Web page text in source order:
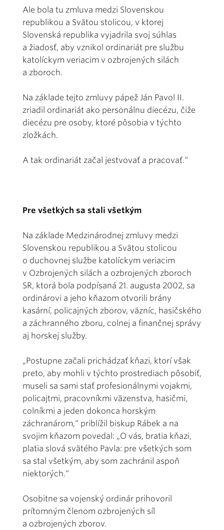
Ale bola tu zmluva medzi Slovenskou
republikou a Svätou stolicou, v ktorej
Slovenská republika vyjadrila svoj súhlas
a žiadosť, aby vznikol ordinariát pre službu
katolíckym veriacim v ozbrojených silách
a zboroch.
Na základe tejto zmluvy pápež Ján Pavol II.
zriadil ordinariát ako personálnu diecézu, čiže
diecézu pre osoby, ktoré pôsobia v týchto
zložkách.
A tak ordinariát začal jestvovať a pracovať.“
Pre všetkých sa stali všetkým
Na základe Medzinárodnej zmluvy medzi
Slovenskou republikou a Svätou stolicou
o duchovnej službe katolíckym veriacim
v Ozbrojených silách a ozbrojených zboroch
SR, ktorá bola podpísaná 21. augusta 2002, sa
ordinárovi a jeho kňazom otvorili brány
kasární, policajných zborov, väzníc, hasičského
a záchranného zboru, colnej a finančnej správy
aj horskej služby.
„Postupne začali prichádzať kňazi, ktorí však
preto, aby mohli v týchto prostrediach pôsobiť,
museli sa sami stať profesionálnymi vojakmi,
policajtmi, pracovníkmi väzenstva, hasičmi,
colníkmi a jeden dokonca horským
záchranárom,“ priblížil biskup Rábek a na
svojim kňazom povedal: „O vás, bratia kňazi,
platia slová svätého Pavla: pre všetkých som
sa stal všetkým, aby som zachránil aspoň
niektorých.“
Osobitne sa vojenský ordinár prihovoril
prítomným členom ozbrojených síl
a ozbrojených zborov.